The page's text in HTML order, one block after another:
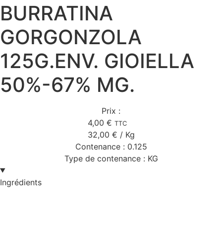
BURRATINA
GORGONZOLA
125G.ENV. GIOIELLA
50%-67% MG.
Prix :
4,00 € TTC
32,00 € / Kg
Contenance : 0.125
Type de contenance : KG
Ingrédients